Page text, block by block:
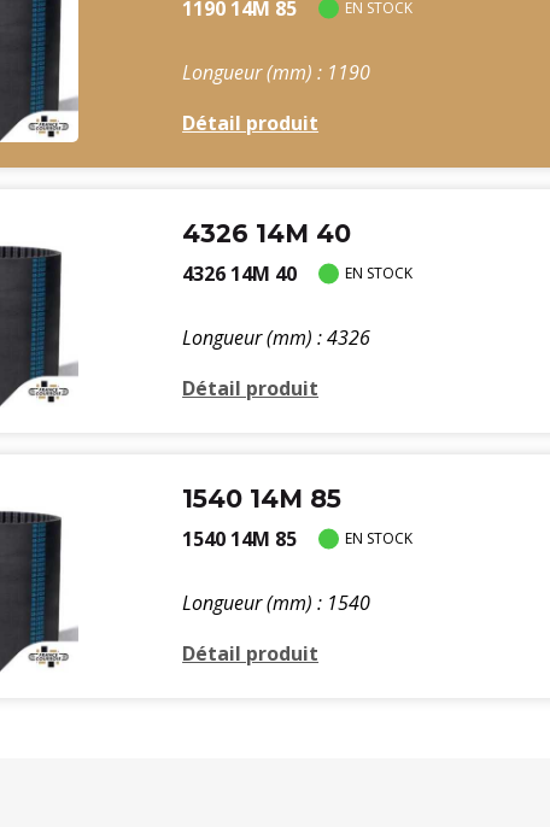
1190 14M 85 EN STOCK
Longueur (mm) : 1190
Détail produit
4326 14M 40
4326 14M 40 EN STOCK
Longueur (mm) : 4326
Détail produit
1540 14M 85
1540 14M 85 EN STOCK
Longueur (mm) : 1540
Détail produit